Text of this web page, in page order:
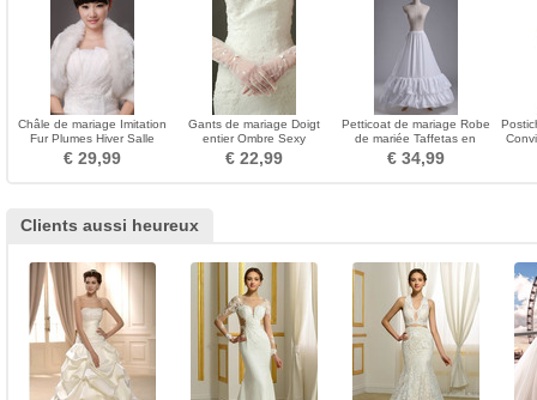
Châle de mariage Imitation
Fur Plumes Hiver Salle
multifonctionnel
€ 29,99
Gants de mariage Doigt
entier Ombre Sexy
Translucide Tulle Longue
€ 22,99
Petticoat de mariage Robe
de mariée Taffetas en
polyester Deux jantes
€ 34,99
Clients aussi heureux